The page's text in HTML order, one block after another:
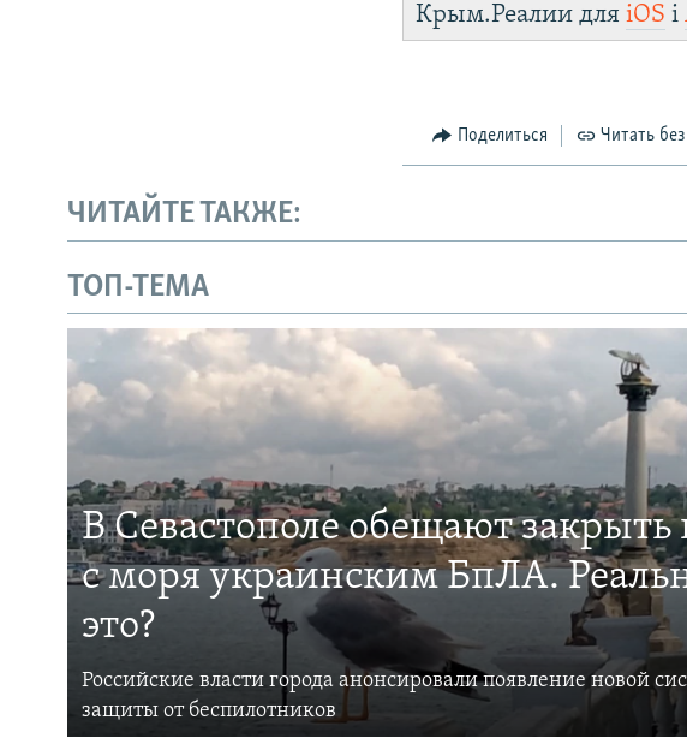
Крым.Реалии дляiOS і
Поделиться Читать без
ЧИТАЙТЕ ТАКЖЕ:
ТОП-ТЕМА
В Севастополе обещают закрыть
с моря украинским БпЛА.
это?
Российские власти города анонсировали появление новой
защиты от беспилотников